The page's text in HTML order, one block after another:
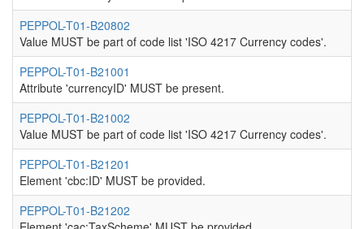
PEPPOL-T01-B20802
Value MUST be part of code list 'ISO 4217 Currency codes'.
PEPPOL-T01-B21001
Attribute 'currencyID' MUST be present.
PEPPOL-T01-B21002
Value MUST be part of code list 'ISO 4217 Currency codes'.
PEPPOL-T01-B21201
Element 'cbc:ID' MUST be provided.
PEPPOL-T01-B21202